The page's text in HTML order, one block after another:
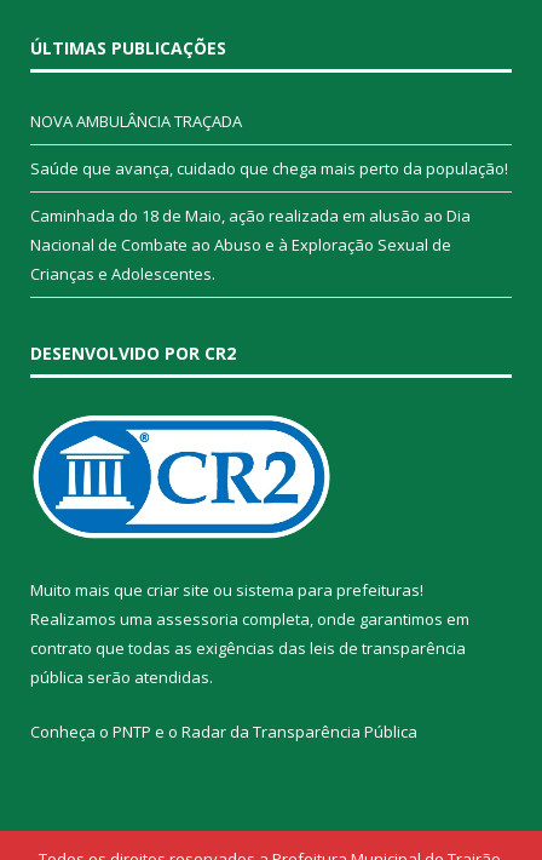
ÚLTIMAS PUBLICAÇÕES
NOVA AMBULÂNCIA TRAÇADA
Saúde que avança, cuidado que chega mais perto da população!
Caminhada do 18 de Maio, ação realizada em alusão ao Dia
Nacional de Combate ao Abuso e à Exploração Sexual de
Crianças e Adolescentes.
DESENVOLVIDO POR CR2
Muito mais que criar site ou sistema para prefeituras!
Realizamos uma assessoria completa, onde garantimos em
contrato que todas as exigências das leis de transparência
pública serão atendidas.
Conheça o PNTP e o Radar da Transparência Pública